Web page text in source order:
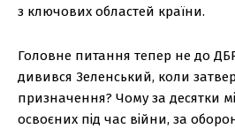
з ключових областей країни.
Головне питання тепер не до ДБР
дивився Зеленський, коли
призначення? Чому за десятки
освоєних під час війни, за